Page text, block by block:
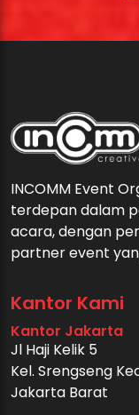
INCOMM Event
terdepan dalam
acara, dengan
partner event
Kantor Kami
Kantor Jakarta
Jl Haji Kelik 5
Kel. Srengseng
Jakarta Barat